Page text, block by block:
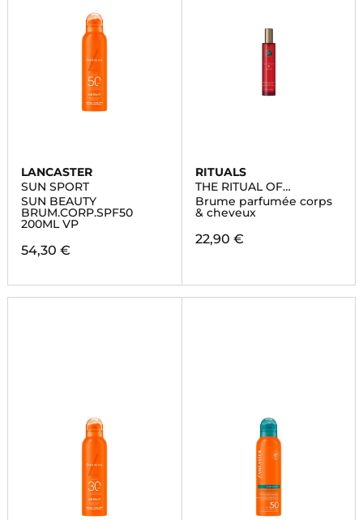
LANCASTER
SUN SPORT
SUN BEAUTY
BRUM.CORP.SPF50
200ML VP
54,30 €
RITUALS
THE RITUAL OF
AYURVEDA
Brume parfumée corps
& cheveux
22,90 €